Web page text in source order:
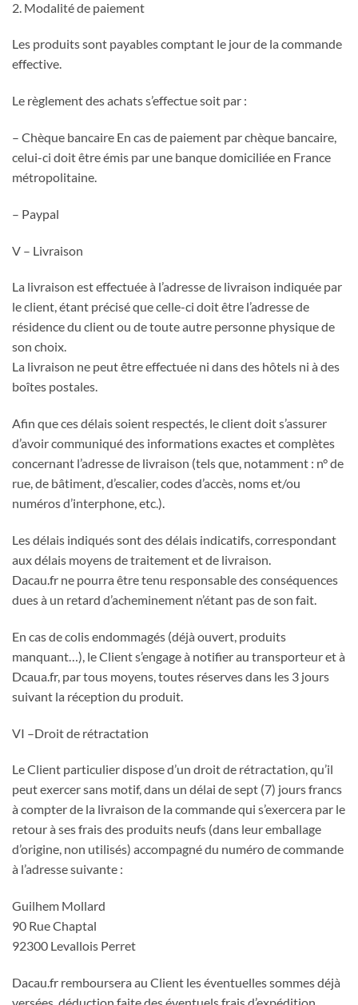
2. Modalité de paiement
Les produits sont payables comptant le jour de la commande
effective.
Le règlement des achats s’effectue soit par :
– Chèque bancaire En cas de paiement par chèque bancaire,
celui-ci doit être émis par une banque domiciliée en France
métropolitaine.
– Paypal
V – Livraison
La livraison est effectuée à l’adresse de livraison indiquée par
le client, étant précisé que celle-ci doit être l’adresse de
résidence du client ou de toute autre personne physique de
son choix.
La livraison ne peut être effectuée ni dans des hôtels ni à des
boîtes postales.
Afin que ces délais soient respectés, le client doit s’assurer
d’avoir communiqué des informations exactes et complètes
concernant l’adresse de livraison (tels que, notamment : n° de
rue, de bâtiment, d’escalier, codes d’accès, noms et/ou
numéros d’interphone, etc.).
Les délais indiqués sont des délais indicatifs, correspondant
aux délais moyens de traitement et de livraison.
Dacau.fr ne pourra être tenu responsable des conséquences
dues à un retard d’acheminement n’étant pas de son fait.
En cas de colis endommagés (déjà ouvert, produits
manquant…), le Client s’engage à notifier au transporteur et à
Dcaua.fr, par tous moyens, toutes réserves dans les 3 jours
suivant la réception du produit.
VI –Droit de rétractation
Le Client particulier dispose d’un droit de rétractation, qu’il
peut exercer sans motif, dans un délai de sept (7) jours francs
à compter de la livraison de la commande qui s’exercera par le
retour à ses frais des produits neufs (dans leur emballage
d’origine, non utilisés) accompagné du numéro de commande
à l’adresse suivante :
Guilhem Mollard
90 Rue Chaptal
92300 Levallois Perret
Dacau.fr remboursera au Client les éventuelles sommes déjà